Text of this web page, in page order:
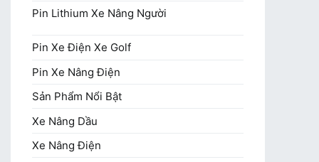
Pin Lithium Xe Nâng Người
Pin Xe Điện Xe Golf
Pin Xe Nâng Điện
Sản Phẩm Nổi Bật
Xe Nâng Dầu
Xe Nâng Điện